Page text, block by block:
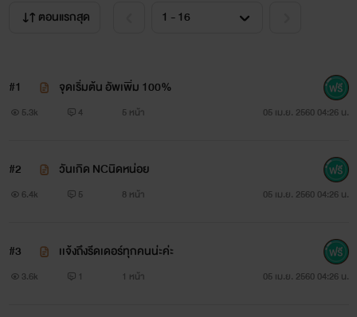
เชื่อว่าหลายๆคนเคยเเอบรักเพื่อนตัวเอง น้อยคนนักที่บอกรัก
นึงซึ่งเป็นเพื่อนสนิทฉันมาก เเต่ถึงบอกรักไปนายคงไม่ชอบฉัน
ตอนแรกสุด
#1 จุดเริ่มต้น อัพเพิ่ม 100%
5.3k 4 5 หน้า 05 เม.ย. 2560 04:26 น.
#2 วันเกิด NCนิดหน่อย
6.4k 5 8 หน้า 05 เม.ย. 2560 04:26 น.
#3 เเจ้งถึงรีดเดอร์ทุกคนน่ะค่ะ
3.6k 1 1 หน้า 05 เม.ย. 2560 04:26 น.